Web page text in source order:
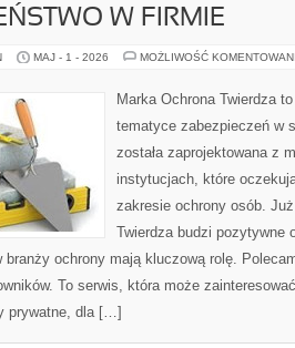
W FIRMIE
MAJ - 1 - 2026 MOŻLIWOŚĆ
Marka Ochrona Twierdza
tematyce zabezpieczeń w
została zaprojektowana z
instytucjach, które
zakresie ochrony osób.
Twierdza budzi pozytywne
branży ochrony mają kluczową rolę.
To serwis, która może
prywatne, dla […]